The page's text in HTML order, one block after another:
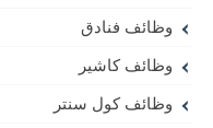
وظائف فنادق
وظائف كاشير
وظائف كول سنتر